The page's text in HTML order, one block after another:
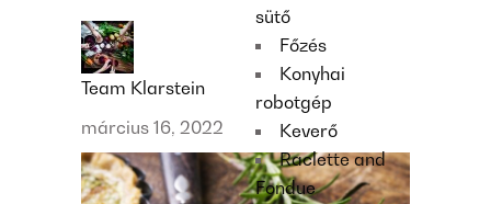
sütő
Főzés
Konyhai
robotgép
Keverő
Raclette and
Fondue
Team Klarstein
március 16, 2022